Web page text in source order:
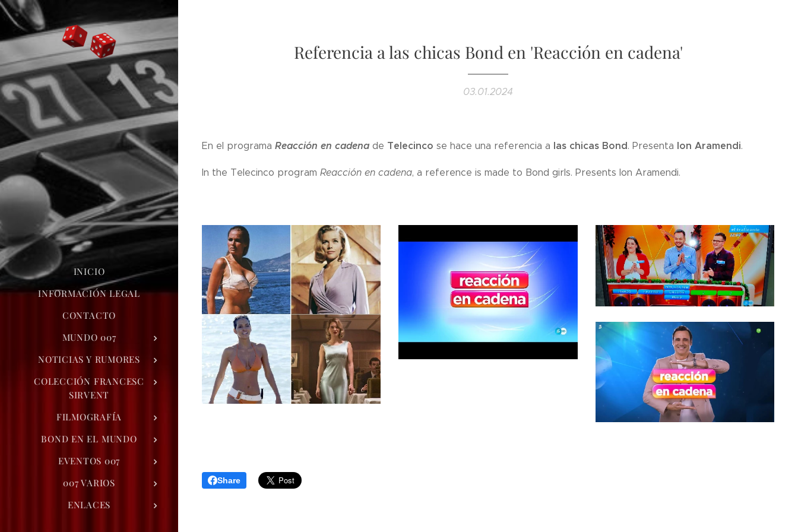
INICIO
INFORMACIÓN LEGAL
CONTACTO
MUNDO 007
NOTICIAS Y RUMORES
COLECCIÓN FRANCESC
SIRVENT
FILMOGRAFÍA
BOND EN EL MUNDO
EVENTOS 007
007 VARIOS
ENLACES
Referencia a las chicas Bond en 'Reacción en cadena'
03.01.2024
En el programa Reacción en cadena de Telecinco se hace una referencia a las chicas Bond. Presenta Ion Aramendi.
In the Telecinco program Reacción en cadena, a reference is made to Bond girls. Presents Ion Aramendi.
Share